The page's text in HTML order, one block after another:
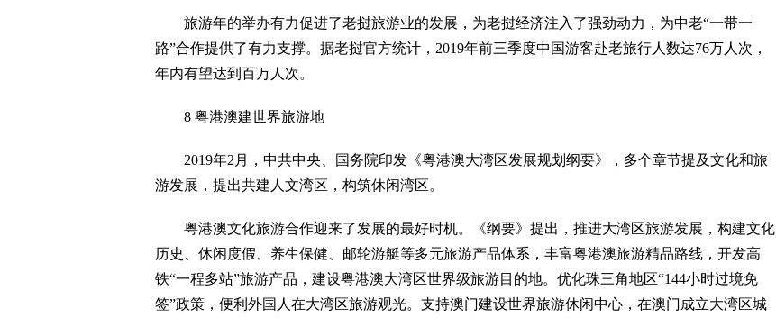
旅游年的举办有力促进了老挝旅游业的发展，为老挝经济注入了强劲动力，为中老“一带一
路”合作提供了有力支撑。据老挝官方统计，2019年前三季度中国游客赴老旅行人数达76万人次，
年内有望达到百万人次。
8 粤港澳建世界旅游地
2019年2月，中共中央、国务院印发《粤港澳大湾区发展规划纲要》，多个章节提及文化和旅
游发展，提出共建人文湾区，构筑休闲湾区。
粤港澳文化旅游合作迎来了发展的最好时机。《纲要》提出，推进大湾区旅游发展，构建文化
历史、休闲度假、养生保健、邮轮游艇等多元旅游产品体系，丰富粤港澳旅游精品路线，开发高
铁“一程多站”旅游产品，建设粤港澳大湾区世界级旅游目的地。优化珠三角地区“144小时过境免
签”政策，便利外国人在大湾区旅游观光。支持澳门建设世界旅游休闲中心，在澳门成立大湾区城